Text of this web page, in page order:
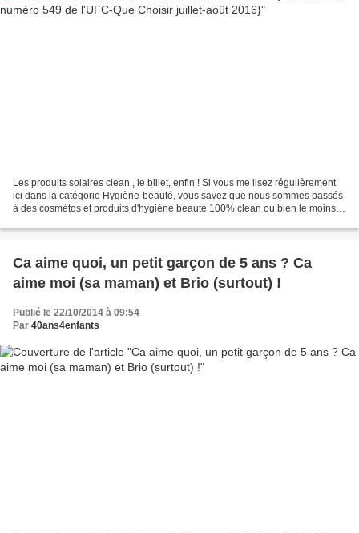
Les produits solaires clean , le billet, enfin ! Si vous me lisez régulièrement
ici dans la catégorie Hygiène-beauté, vous savez que nous sommes passés
à des cosmétos et produits d'hygiène beauté 100% clean ou bien le moins
Ca aime quoi, un petit garçon de 5 ans ? Ca
aime moi (sa maman) et Brio (surtout) !
Publié le 22/10/2014 à 09:54
Par 40ans4enfants